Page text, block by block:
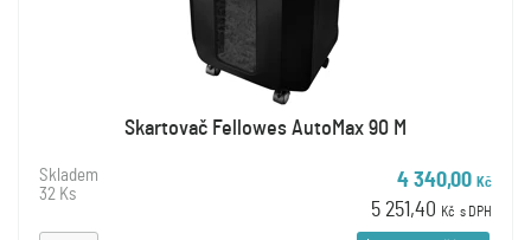
Skartovač Fellowes AutoMax 90 M
Skladem
32 Ks
4 340,00 Kč
5 251,40 Kč s DPH